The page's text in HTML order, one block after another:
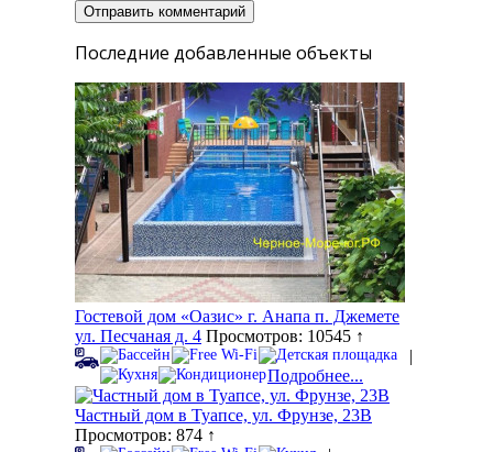
Последние добавленные объекты
Гостевой дом «Оазис» г. Анапа п. Джемете
ул. Песчаная д. 4 Просмотров: 10545 ↑
|
Подробнее...
Частный дом в Туапсе, ул. Фрунзе, 23В
Просмотров: 874 ↑